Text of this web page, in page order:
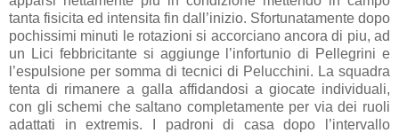
tanta fisicita ed intensita fin dall’inizio. Sfortunatamente dopo
pochissimi minuti le rotazioni si accorciano ancora di piu, ad
un Lici febbricitante si aggiunge l’infortunio di Pellegrini e
l’espulsione per somma di tecnici di Pelucchini. La squadra
tenta di rimanere a galla affidandosi a giocate individuali,
con gli schemi che saltano completamente per via dei ruoli
adattati in extremis. I padroni di casa dopo l’intervallo